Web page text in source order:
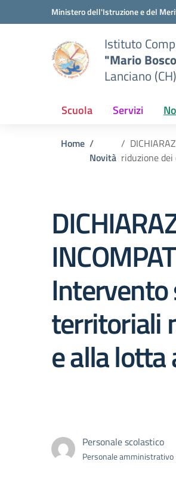
Vai ai contenuti
Vai al menu di navigazioneMinistero dell'Istruzione e del
Istituto
"Mario
Lanciano (CH)
Scuola Servizi
Home
Novità riduzione
territoriali
e alla
Personale scolastico
Personale amministrativo